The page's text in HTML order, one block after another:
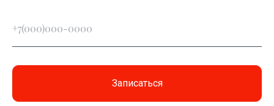
Записаться